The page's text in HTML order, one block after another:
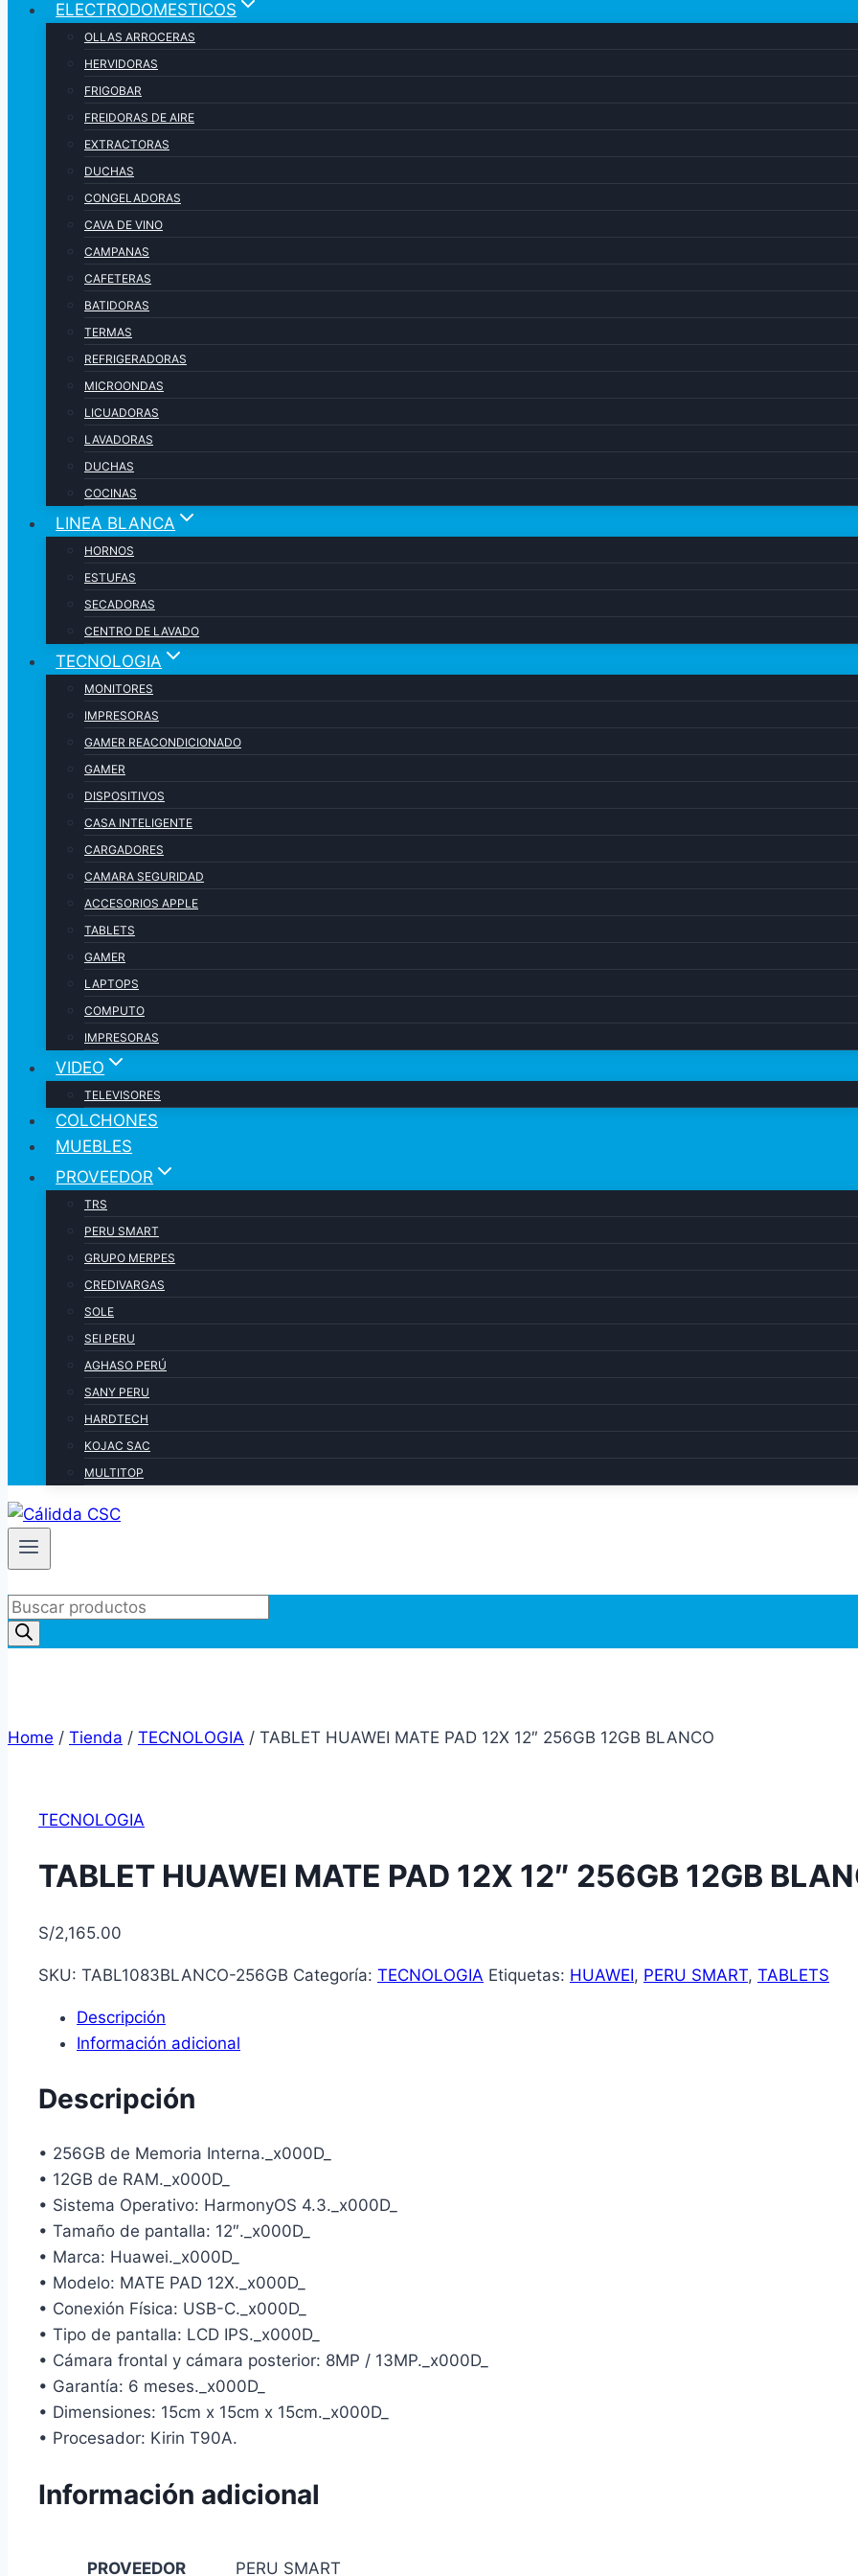
ELECTRODOMESTICOS
OLLAS ARROCERAS
HERVIDORAS
FRIGOBAR
FREIDORAS DE AIRE
EXTRACTORAS
DUCHAS
CONGELADORAS
CAVA DE VINO
CAMPANAS
CAFETERAS
BATIDORAS
TERMAS
REFRIGERADORAS
MICROONDAS
LICUADORAS
LAVADORAS
DUCHAS
COCINAS
LINEA BLANCA
HORNOS
ESTUFAS
SECADORAS
CENTRO DE LAVADO
TECNOLOGIA
MONITORES
IMPRESORAS
GAMER REACONDICIONADO
GAMER
DISPOSITIVOS
CASA INTELIGENTE
CARGADORES
CAMARA SEGURIDAD
ACCESORIOS APPLE
TABLETS
GAMER
LAPTOPS
COMPUTO
IMPRESORAS
VIDEO
TELEVISORES
COLCHONES
MUEBLES
PROVEEDOR
TRS
PERU SMART
GRUPO MERPES
CREDIVARGAS
SOLE
SEI PERU
AGHASO PERÚ
SANY PERU
HARDTECH
KOJAC SAC
MULTITOP
Products
search
Home / Tienda / TECNOLOGIA / TABLET HUAWEI MATE PAD 12X 12″ 256GB 12GB BLANCO
TECNOLOGIA
TABLET HUAWEI MATE PAD 12X 12″ 256GB 12GB
S/2,165.00
SKU: TABL1083BLANCO-256GB Categoría: TECNOLOGIA Etiquetas: HUAWEI, PERU SMART, TABLETS
Descripción
Información adicional
Descripción
• 256GB de Memoria Interna._x000D_
• 12GB de RAM._x000D_
• Sistema Operativo: HarmonyOS 4.3._x000D_
• Tamaño de pantalla: 12″._x000D_
• Marca: Huawei._x000D_
• Modelo: MATE PAD 12X._x000D_
• Conexión Física: USB-C._x000D_
• Tipo de pantalla: LCD IPS._x000D_
• Cámara frontal y cámara posterior: 8MP / 13MP._x000D_
• Garantía: 6 meses._x000D_
• Dimensiones: 15cm x 15cm x 15cm._x000D_
• Procesador: Kirin T90A.
Información adicional
PROVEEDOR PERU SMART